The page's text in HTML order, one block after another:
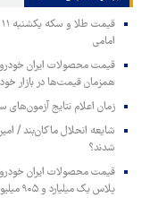
امامی
همزمان قیمت‌ها در بازار
زمان اعلام نتایج
شایعه انحلال ماکان‌بند /
شدند؟
پلاس یک میلیارد و ۹۰۵ میلیون تومان